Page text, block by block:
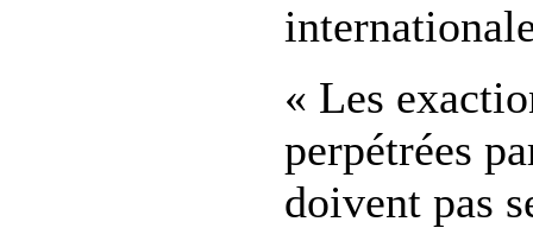
« Les
perpétrées
doivent pas